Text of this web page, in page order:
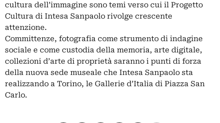
cultura dell’immagine sono temi verso cui il Progetto
Cultura di Intesa Sanpaolo rivolge crescente
attenzione.
Committenze, fotografia come strumento di indagine
sociale e come custodia della memoria, arte digitale,
collezioni d’arte di proprietà saranno i punti di forza
della nuova sede museale che Intesa Sanpaolo sta
realizzando a Torino, le Gallerie d’Italia di Piazza San
Carlo.